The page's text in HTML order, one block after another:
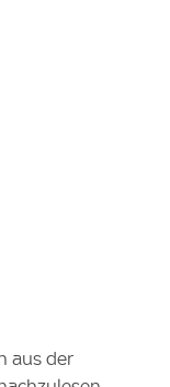
aus der